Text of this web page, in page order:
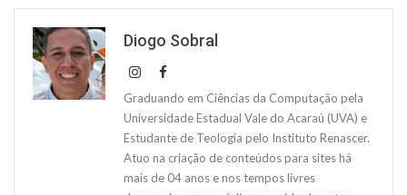
Diogo Sobral
Graduando em Ciências da Computação pela
Universidade Estadual Vale do Acaraú (UVA) e
Estudante de Teologia pelo Instituto Renascer.
Atuo na criação de conteúdos para sites há
mais de 04 anos e nos tempos livres